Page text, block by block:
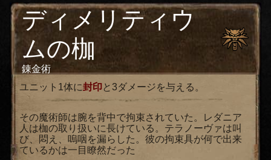
ディメリティウ
ムの枷
錬金術
ユニット1体に封印と3ダメージを与える。
その魔術師は腕を背中で拘束されていた。レダニア
人は枷の取り扱いに長けている。テラノーヴァは叫
び、悶え、嗚咽を漏らした。彼の拘束具が何で出来
ているかは一目瞭然だった